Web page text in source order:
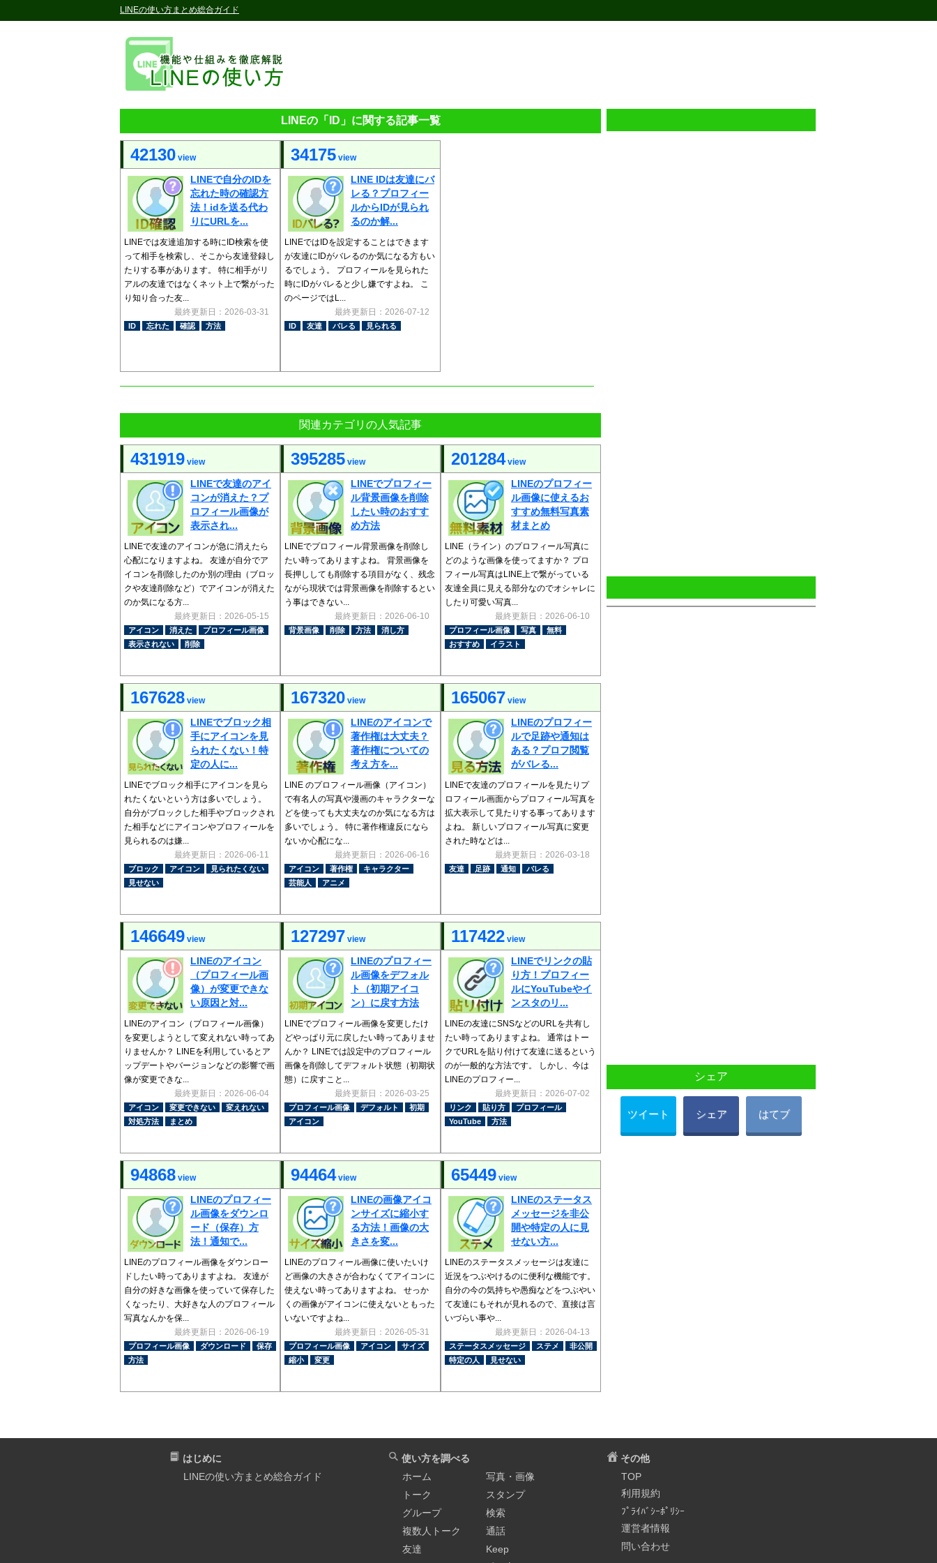
LINEの使い方まとめ総合ガイド
LINEの「ID」に関する記事一覧
42130 view
LINEで自分のIDを
忘れた時の確認方
法！idを送る代わ
りにURLを...
LINEでは友達追加する時にID検索を使
って相手を検索し、そこから友達登録し
たりする事があります。 特に相手がリ
アルの友達ではなくネット上で繋がった
り知り合った友...
最終更新日：2026-03-31
ID 忘れた 確認 方法
34175 view
LINE IDは友達にバ
レる？プロフィー
ルからIDが見られ
るのか解...
LINEではIDを設定することはできます
が友達にIDがバレるのか気になる方もい
るでしょう。 プロフィールを見られた
時にIDがバレると少し嫌ですよね。 こ
のページではL...
最終更新日：2026-07-12
ID 友達 バレる 見られる
関連カテゴリの人気記事
431919 view
LINEで友達のアイ
コンが消えた？プ
ロフィール画像が
表示され...
LINEで友達のアイコンが急に消えたら
心配になりますよね。 友達が自分でア
イコンを削除したのか別の理由（ブロッ
クや友達削除など）でアイコンが消えた
のか気になる方...
最終更新日：2026-05-15
アイコン 消えた
プロフィール画像
表示されない
削除
395285 view
LINEでプロフィー
ル背景画像を削除
したい時のおすす
め方法
LINEでプロフィール背景画像を削除し
たい時ってありますよね。 背景画像を
長押ししても削除する項目がなく、残念
ながら現状では背景画像を削除するとい
う事はできない...
最終更新日：2026-06-10
背景画像 削除 方法 消し方
201284view
LINEのプロフィー
ル画像に使えるお
すすめ無料写真素
材まとめ
LINE（ライン）のプロフィール写真に
どのような画像を使ってますか？ プロ
フィール写真はLINE上で繋がっている
友達全員に見える部分なのでオシャレに
したり可愛い写真...
最終更新日：2026-06-10
プロフィール画像 写真
無料
おすすめ
イラスト
167628 view
LINEでブロック相
手にアイコンを見
られたくない！特
定の人に...
LINEでブロック相手にアイコンを見ら
れたくないという方は多いでしょう。
自分がブロックした相手やブロックされ
た相手などにアイコンやプロフィールを
見られるのは嫌...
最終更新日：2026-06-11
ブロック アイコン
見られたくない
見せない
167320 view
LINEのアイコンで
著作権は大丈夫？
著作権についての
考え方を...
LINE のプロフィール画像（アイコン）
で有名人の写真や漫画のキャラクターな
どを使っても大丈夫なのか気になる方は
多いでしょう。 特に著作権違反になら
ないか心配にな...
最終更新日：2026-06-16
アイコン 著作権
キャラクター
芸能人
アニメ
165067 view
LINEのプロフィー
ルで足跡や通知は
ある？プロフ閲覧
がバレる...
LINEで友達のプロフィールを見たりプ
ロフィール画面からプロフィール写真を
拡大表示して見たりする事ってあります
よね。 新しいプロフィール写真に変更
された時などは...
最終更新日：2026-03-18
友達 足跡 通知 バレる
146649 view
LINEのアイコン
（プロフィール画
像）が変更できな
い原因と対...
LINEのアイコン（プロフィール画像）
を変更しようとして変えれない時ってあ
りませんか？ LINEを利用しているとア
ップデートやバージョンなどの影響で画
像が変更できな...
最終更新日：2026-06-04
アイコン 変更できない
変えれない
対処方法
まとめ
127297 view
LINEのプロフィー
ル画像をデフォル
ト（初期アイコ
ン）に戻す方法
LINEでプロフィール画像を変更したけ
どやっぱり元に戻したい時ってありませ
んか？ LINEでは設定中のプロフィール
画像を削除してデフォルト状態（初期状
態）に戻すこと...
最終更新日：2026-03-25
プロフィール画像 デフォルト
初期
アイコン
117422 view
LINEでリンクの貼
り方！プロフィー
ルにYouTubeやイ
ンスタのリ...
LINEの友達にSNSなどのURLを共有し
たい時ってありますよね。 通常はトー
クでURLを貼り付けて友達に送るという
のが一般的な方法です。 しかし、今は
LINEのプロフィー...
最終更新日：2026-07-02
リンク 貼り方
プロフィール
YouTube
方法
94868 view
LINEのプロフィー
ル画像をダウンロ
ード（保存）方
法！通知で...
LINEのプロフィール画像をダウンロー
ドしたい時ってありますよね。 友達が
自分の好きな画像を使っていて保存した
くなったり、大好きな人のプロフィール
写真なんかを保...
最終更新日：2026-06-19
プロフィール画像 ダウンロード
保存
方法
94464view
LINEの画像アイコ
ンサイズに縮小す
る方法！画像の大
きさを変...
LINEのプロフィール画像に使いたいけ
ど画像の大きさが合わなくてアイコンに
使えない時ってありますよね。 せっか
くの画像がアイコンに使えないともった
いないですよね...
最終更新日：2026-05-31
プロフィール画像 アイコン
サイズ
縮小
変更
65449 view
LINEのステータス
メッセージを非公
開や特定の人に見
せない方...
LINEのステータスメッセージは友達に
近況をつぶやけるのに便利な機能です。
自分の今の気持ちや愚痴などをつぶやい
て友達にもそれが見れるので、直接は言
いづらい事や...
最終更新日：2026-04-13
ステータスメッセージ ステメ
非公開
特定の人
見せない
シェア
ツイート シェア はてブ
はじめに
LINEの使い方まとめ総合ガイド
使い方を調べる
ホーム
トーク
グループ
複数人トーク
友達
写真・画像
スタンプ
検索
通話
Keep
その他
TOP
利用規約
ﾌﾟﾗｲﾊﾞｼｰﾎﾟﾘｼｰ
運営者情報
問い合わせ